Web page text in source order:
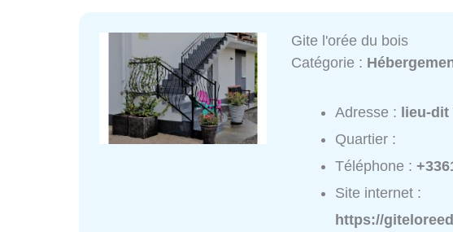
Gite l'orée du bois
Catégorie :
Adresse : lieu-
Quartier :
Téléphone :
Site internet :
https://